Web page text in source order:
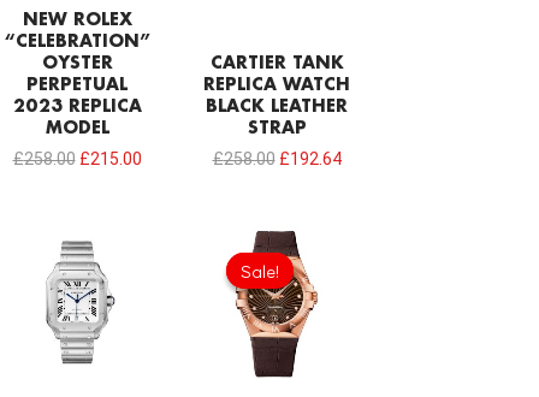
NEW ROLEX
“CELEBRATION”
OYSTER
PERPETUAL
2023 REPLICA
MODEL
£258.00 £215.00
CARTIER TANK
REPLICA WATCH
BLACK LEATHER
STRAP
£258.00 £192.64
Sale!
Sale!
Original
price
was:
£301.00.